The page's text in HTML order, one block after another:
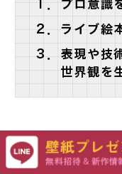
・女性舞